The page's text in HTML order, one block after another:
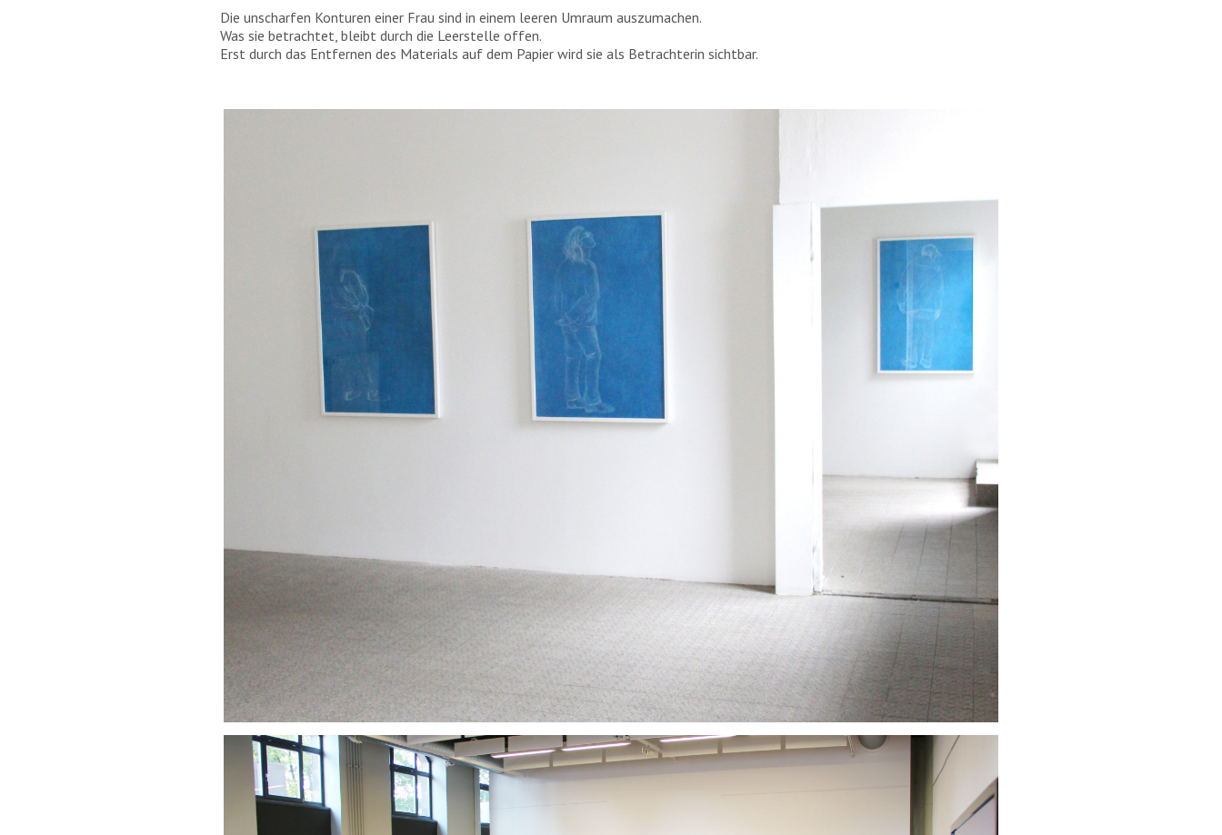
Die unscharfen Konturen einer Frau sind in einem leeren Umraum auszumachen.
Was sie betrachtet, bleibt durch die Leerstelle offen.
Erst durch das Entfernen des Materials auf dem Papier wird sie als Betrachterin sichtbar.